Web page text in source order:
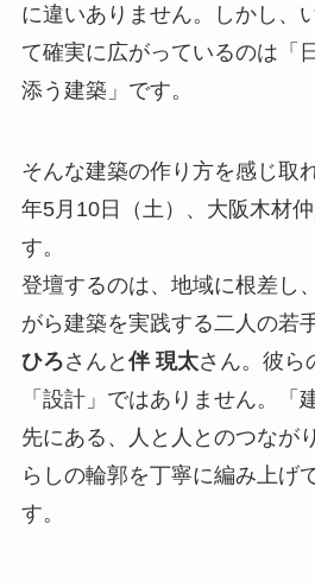
に違いありません。しかし、
て確実に広がっているのは「
添う建築」です。
そんな建築の作り方を感じ取
年5月10日（土）、大阪木材
す。
登壇するのは、地域に根差し
がら建築を実践する二人の若
ひろさんと 伴 現太さん。彼ら
「設計」ではありません。「
先にある、人と人とのつなが
らしの輪郭を丁寧に編み上げ
す。